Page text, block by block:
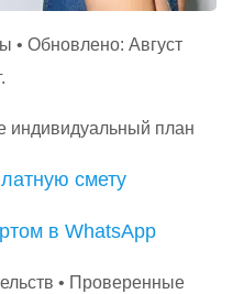
• Обновлено: Август
индивидуальный план
смету
в WhatsApp
• Проверенные